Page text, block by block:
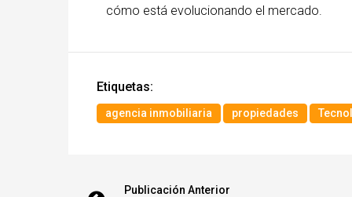
cómo está evolucionando el mercado.
Etiquetas:
agencia inmobiliaria propiedades
Publicación Anterior